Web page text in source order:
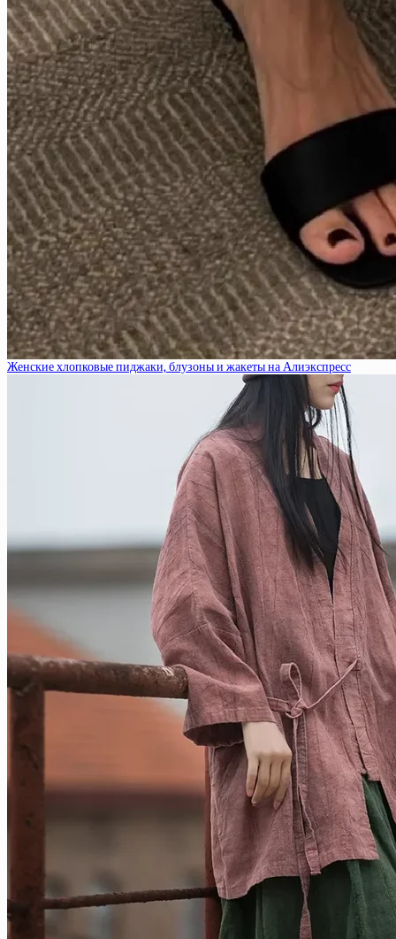
Женские хлопковые пиджаки, блузоны и жакеты на Алиэкспресс